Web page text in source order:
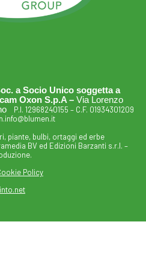
a Socio Unico soggetta a
Oxon S.p.A – Via Lorenzo
P.I. 12968240155 – C.F. 01934301209
piante, bulbi, ortaggi ed erbe
BV ed Edizioni Barzanti s.r.l. –
Policy